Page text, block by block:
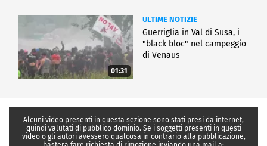
01:31
ULTIME NOTIZIE
Guerriglia in Val di Susa, i
"black bloc" nel campeggio
di Venaus
Alcuni video presenti in questa sezione sono stati presi da internet,
quindi valutati di pubblico dominio. Se i soggetti presenti in questi
video o gli autori avessero qualcosa in contrario alla pubblicazione,